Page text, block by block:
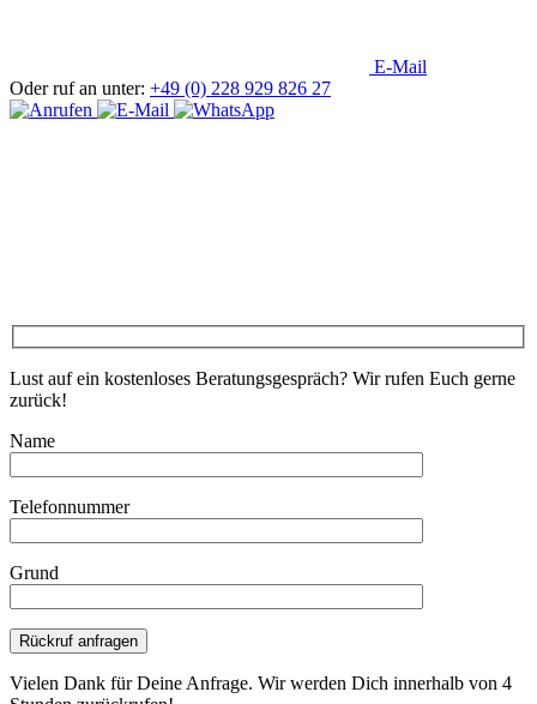
E-Mail
Oder ruf an unter: +49 (0) 228 929 826 27
Lust auf ein kostenloses Beratungsgespräch? Wir rufen Euch gerne
zurück!
Name
Telefonnummer
Grund
Vielen Dank für Deine Anfrage. Wir werden Dich innerhalb von 4